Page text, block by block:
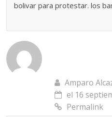
bolivar para protestar. los
Amparo
el 16
Permalink